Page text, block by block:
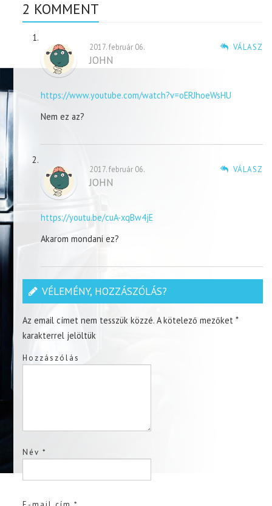
2 KOMMENT
VÁLASZ
2017. február 06.
JOHN
https://www.youtube.com/watch?v=oERJhoeWsHU
Nem ez az?
VÁLASZ
2017. február 06.
JOHN
https://youtu.be/cuA-xqBw4jE
Akarom mondani ez?
VÉLEMÉNY, HOZZÁSZÓLÁS?
Az email címet nem tesszük közzé. A kötelező mezőket*
karakterrel jelöltük
Hozzászólás
Név*